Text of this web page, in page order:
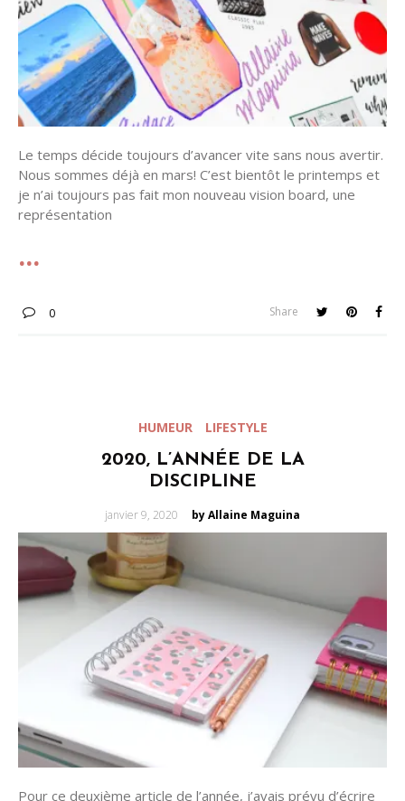
Le temps décide toujours d’avancer vite sans nous avertir.
Nous sommes déjà en mars! C’est bientôt le printemps et
je n’ai toujours pas fait mon nouveau vision board, une
représentation
0 Share
HUMEUR LIFESTYLE
2020, L’ANNÉE DE LA
DISCIPLINE
Posted
on
janvier 9, 2020 by Allaine Maguina
Pour ce deuxième article de l’année, j’avais prévu d’écrire